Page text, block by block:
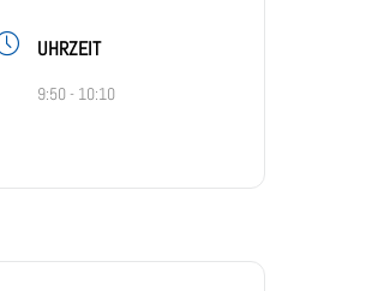
UHRZEIT
9:50 - 10:10